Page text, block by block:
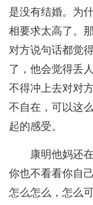
是没有结婚。为
相要求太高了。
对方说句话都觉
了，他会觉得丢
不得冲上去对对
不自在，可以这
起的感受。
康明他妈还
你也不看看你自
怎么怎么，怎么可